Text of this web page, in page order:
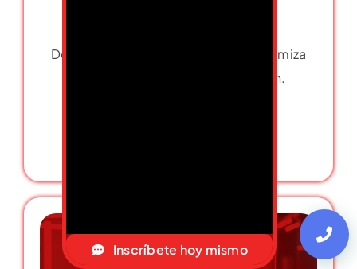
Domina la gestión de servicios y optimiza
procesos clave en tu organización.
Inscríbete hoy mismo